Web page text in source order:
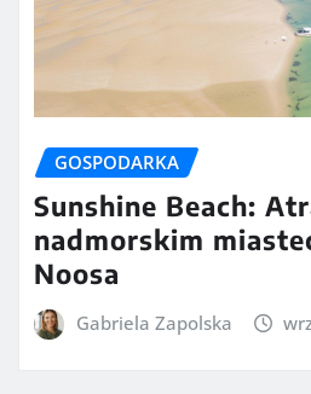
GOSPODARKA
Sunshine Beach:
nadmorskim
Noosa
Gabriela Zapolska